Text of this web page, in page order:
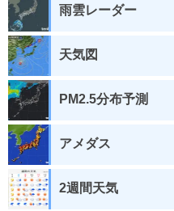
雨雲レーダー
天気図
PM2.5分布予測
アメダス
2週間天気